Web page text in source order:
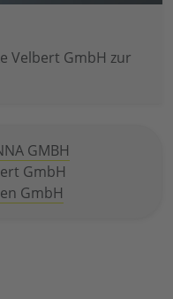
Velbert GmbH zur
GMBH
GmbH
GmbH